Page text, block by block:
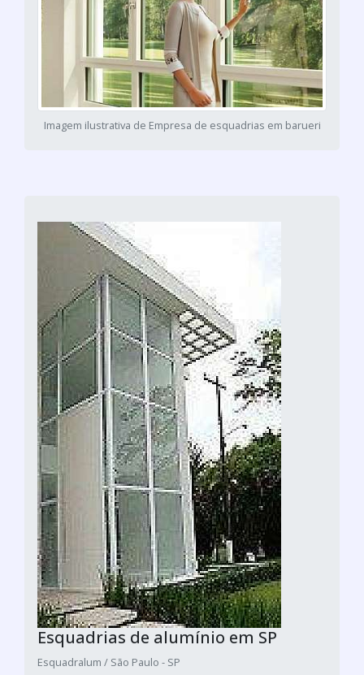
Imagem ilustrativa de Empresa de esquadrias em barueri
Esquadrias de alumínio em SP
Esquadralum / São Paulo - SP